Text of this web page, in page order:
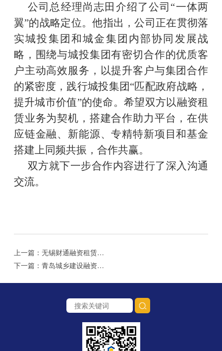
公司总经理尚志田介绍了公司“一体两
翼”的战略定位。他指出，公司正在贯彻落
实城投集团和城金集团内部协同发展战
略，围绕与城投集团有密切合作的优质客
户主动高效服务，以提升客户与集团合作
的紧密度，践行城投集团“匹配政府战略，
提升城市价值”的使命。希望双方以融资租
赁业务为契机，搭建合作助力平台，在供
应链金融、新能源、专精特新项目和基金
搭建上同频共振，合作共赢。
双方就下一步合作内容进行了深入沟通
交流。
上一篇：无锡财通融资租赁有限公司总经理朱总一行到访我司
下一篇：青岛城乡建设融资租赁有限公司2022年 第三期超短期融资券4亿元成功发行